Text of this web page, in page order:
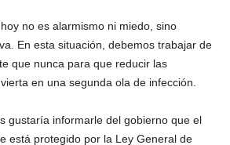
no es alarmismo ni miedo, sino
En esta situación, debemos trabajar de
que nunca para que reducir las
en una segunda ola de infección.
gustaría informarle del gobierno que el
está protegido por la Ley General de